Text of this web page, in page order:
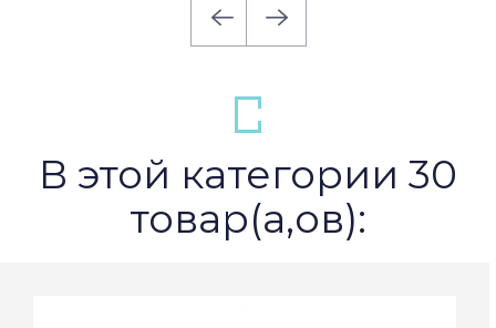
В этой категории 30
товар(а,ов):